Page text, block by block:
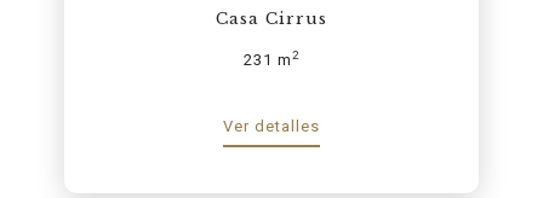
Casa Cirrus
231 m2
Ver detalles